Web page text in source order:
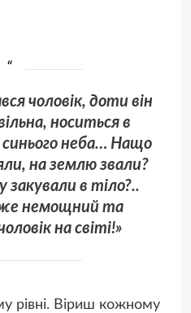
чоловік, доти він
носиться в
неба… Нащо
на землю звали?
закували в тіло?..
же немощний та
на світі!»
рівні. Віриш кожному